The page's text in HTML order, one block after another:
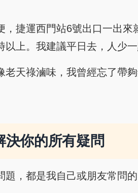
，捷運西門站6號出口一出來
上。我建議平日去，人少一
老天祿滷味，我曾經忘了帶
決你的所有疑問
，都是我自己或朋友常問的